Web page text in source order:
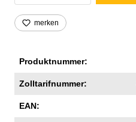
merken
Produktnummer:
Zolltarifnummer:
EAN: